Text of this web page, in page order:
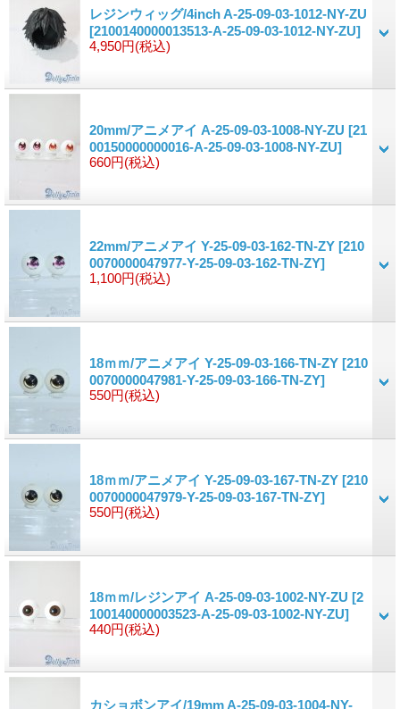
レジンウィッグ/4inch A-25-09-03-1012-NY-ZU
[2100140000013513-A-25-09-03-1012-NY-ZU]
4,950円(税込)
20mm/アニメアイ A-25-09-03-1008-NY-ZU [21
00150000000016-A-25-09-03-1008-NY-ZU]
660円(税込)
22mm/アニメアイ Y-25-09-03-162-TN-ZY [210
0070000047977-Y-25-09-03-162-TN-ZY]
1,100円(税込)
18ｍｍ/アニメアイ Y-25-09-03-166-TN-ZY [210
0070000047981-Y-25-09-03-166-TN-ZY]
550円(税込)
18ｍｍ/アニメアイ Y-25-09-03-167-TN-ZY [210
0070000047979-Y-25-09-03-167-TN-ZY]
550円(税込)
18ｍｍ/レジンアイ A-25-09-03-1002-NY-ZU [2
100140000003523-A-25-09-03-1002-NY-ZU]
440円(税込)
カショボンアイ/19mm A-25-09-03-1004-NY-